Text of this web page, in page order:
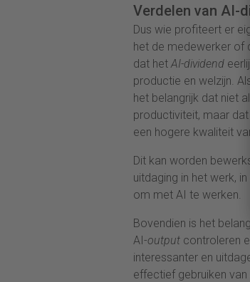
Verdelen van AI-
Dus wie profiteert er
het de medewerker of
dat het AI-dividend
productie en welzijn.
het belangrijk dat niet
productiviteit, maar
een hogere kwaliteit
Dit kan worden
uitdaging in het werk,
om met AI te werken.
Bovendien is het
AI-output controleren
interessanter en
effectief gebruiken